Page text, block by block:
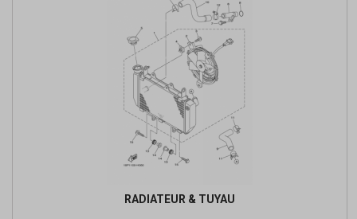
RADIATEUR & TUYAU